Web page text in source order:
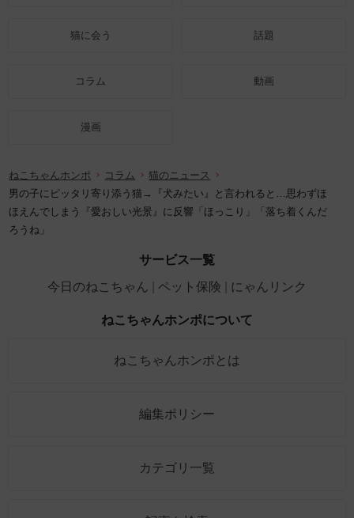
猫に会う 話題
コラム 動画
漫画
ねこちゃんホンポ コラム
猫のニュース
男の子にピッタリ寄り添う猫→『犬みたい』と言われると…思わずほ
ほえんでしまう『愛おしい光景』に反響「ほっこり」「落ち着くんだ
ろうね」
サービス一覧
今日のねこちゃん
ペット保険 にゃんリンク
ねこちゃんホンポについて
ねこちゃんホンポとは
編集ポリシー
カテゴリ一覧